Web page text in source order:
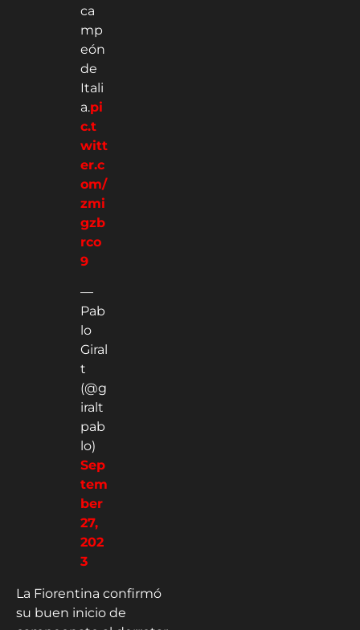
ca
mp
eón
de
Itali
a.pi
c.t
witt
er.c
om/
zmi
gzb
rco
9
—
Pab
lo
Giral
t
(@g
iralt
pab
lo)
Sep
tem
ber
27,
202
3
La Fiorentina confirmó
su buen inicio de